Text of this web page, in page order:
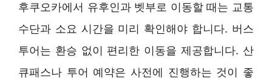
후쿠오카에서 유후인과 벳부로 이동할 때는 교통
수단과 소요 시간을 미리 확인해야 합니다. 버스
투어는 환승 없이 편리한 이동을 제공합니다. 산
큐패스나 투어 예약은 사전에 진행하는 것이 좋